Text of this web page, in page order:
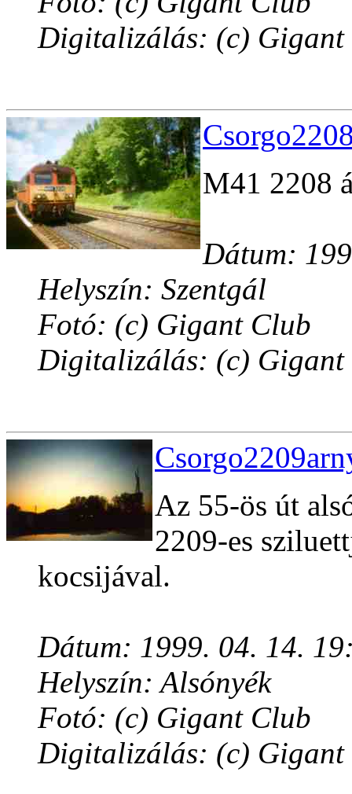
Digitalizálás: (c) Gigant
M41 2208
Dátum:
Helyszín: Szentgál
Fotó: (c) Gigant Club
Digitalizálás: (c) Gigant
Az 55-ös út
2209-es
kocsijával.
Dátum: 1999. 04. 14.
Helyszín: Alsónyék
Fotó: (c) Gigant Club
Digitalizálás: (c) Gigant